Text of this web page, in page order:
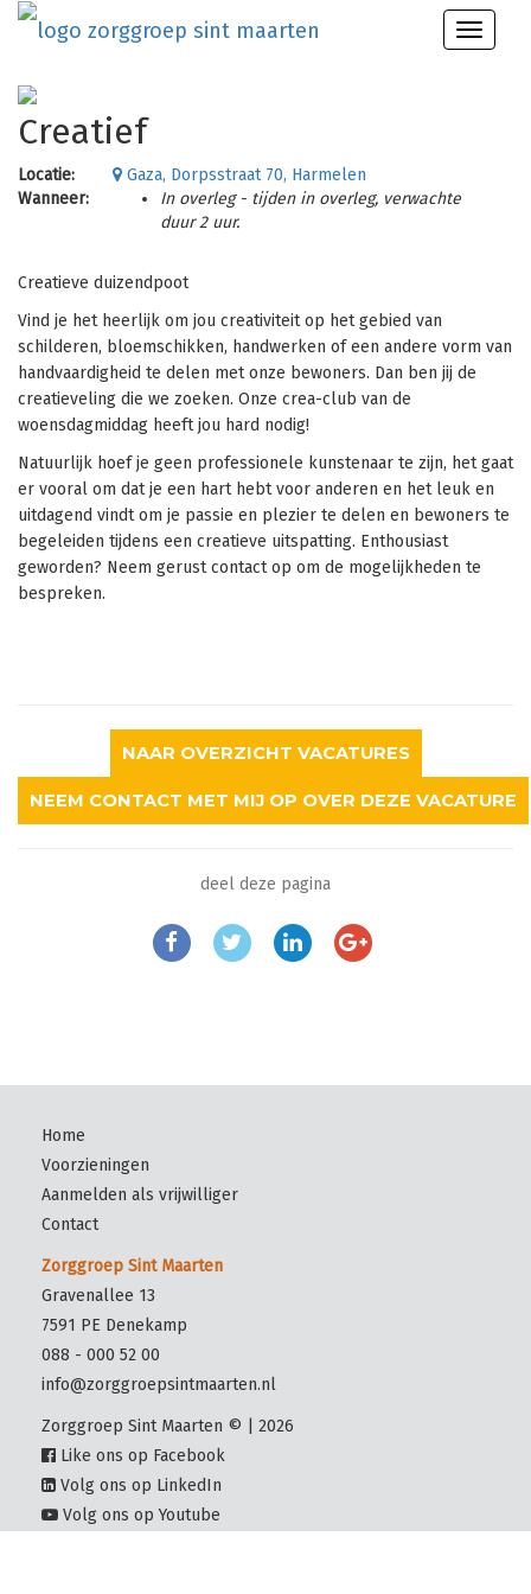
Toggle
Creatief
Locatie:
Gaza, Dorpsstraat 70, Harmelen
Wanneer:
In overleg - tijden in overleg, verwachte
duur 2 uur.
Creatieve duizendpoot
Vind je het heerlijk om jou creativiteit op het gebied van
schilderen, bloemschikken, handwerken of een andere vorm van
handvaardigheid te delen met onze bewoners. Dan ben jij de
creatieveling die we zoeken. Onze crea-club van de
woensdagmiddag heeft jou hard nodig!
Natuurlijk hoef je geen professionele kunstenaar te zijn, het gaat
er vooral om dat je een hart hebt voor anderen en het leuk en
uitdagend vindt om je passie en plezier te delen en bewoners te
begeleiden tijdens een creatieve uitspatting. Enthousiast
geworden? Neem gerust contact op om de mogelijkheden te
bespreken.
NAAR OVERZICHT VACATURES
NEEM CONTACT MET MIJ OP OVER DEZE VACATURE
deel deze pagina
Home
Voorzieningen
Aanmelden als vrijwilliger
Contact
Zorggroep Sint Maarten
Gravenallee 13
7591 PE Denekamp
088 - 000 52 00
info@zorggroepsintmaarten.nl
Zorggroep Sint Maarten © | 2026
Like ons op Facebook
Volg ons op LinkedIn
Volg ons op Youtube